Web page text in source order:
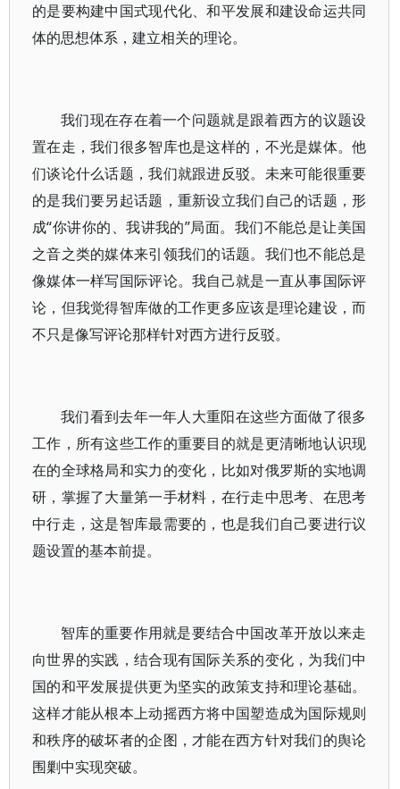
的是要构建中国式现代化、和平发展和建设命运共同
体的思想体系，建立相关的理论。
我们现在存在着一个问题就是跟着西方的议题设
置在走，我们很多智库也是这样的，不光是媒体。他
们谈论什么话题，我们就跟进反驳。未来可能很重要
的是我们要另起话题，重新设立我们自己的话题，形
成“你讲你的、我讲我的”局面。我们不能总是让美国
之音之类的媒体来引领我们的话题。我们也不能总是
像媒体一样写国际评论。我自己就是一直从事国际评
论，但我觉得智库做的工作更多应该是理论建设，而
不只是像写评论那样针对西方进行反驳。
我们看到去年一年人大重阳在这些方面做了很多
工作，所有这些工作的重要目的就是更清晰地认识现
在的全球格局和实力的变化，比如对俄罗斯的实地调
研，掌握了大量第一手材料，在行走中思考、在思考
中行走，这是智库最需要的，也是我们自己要进行议
题设置的基本前提。
智库的重要作用就是要结合中国改革开放以来走
向世界的实践，结合现有国际关系的变化，为我们中
国的和平发展提供更为坚实的政策支持和理论基础。
这样才能从根本上动摇西方将中国塑造成为国际规则
和秩序的破坏者的企图，才能在西方针对我们的舆论
围剿中实现突破。